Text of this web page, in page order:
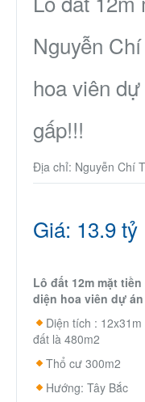
Nguyễn
hoa viên
gấp!!!
Địa chỉ: Nguyễn Chí
Giá: 13.9 tỷ
Lô đất 12m mặt
diện hoa viên dự
Diện tích :
đất là 480m2
Thổ cư 300m2
Hướng: Tây Bắc